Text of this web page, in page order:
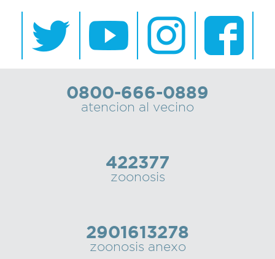
0800-666-0889
atencion al vecino
422377
zoonosis
2901613278
zoonosis anexo